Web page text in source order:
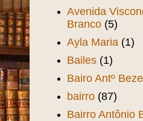
Avenida
Branco (5)
Ayla Maria (1)
Bailes (1)
Bairo Antº
bairro (87)
Bairro Antônio